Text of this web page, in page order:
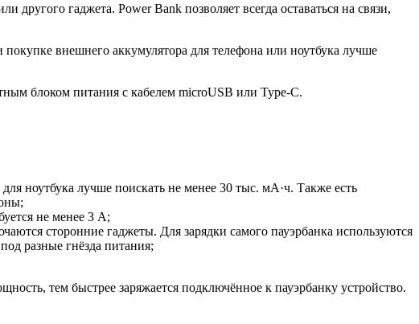
гаджета. Power Bank позволяет всегда оставаться на связи,
внешнего аккумулятора для телефона или ноутбука лучше
блоком питания с кабелем microUSB или Type-С.
ноутбука лучше поискать не менее 30 тыс. мА·ч. Также есть
не менее 3 А;
сторонние гаджеты. Для зарядки самого пауэрбанка используются
разные гнёзда питания;
тем быстрее заряжается подключённое к пауэрбанку устройство.